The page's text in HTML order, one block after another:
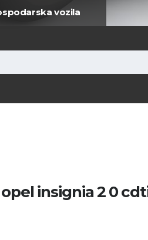
vozila
insignia 2 0